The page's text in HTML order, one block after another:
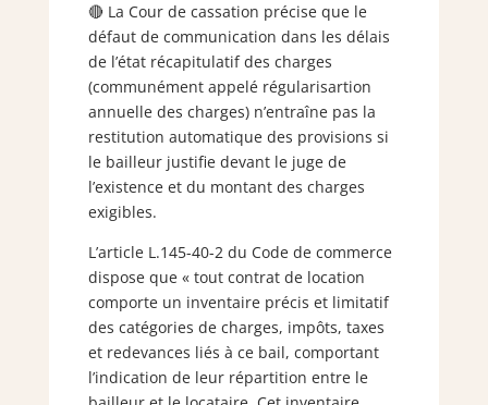
🔴 La Cour de cassation précise que le
défaut de communication dans les délais
de l’état récapitulatif des charges
(communément appelé régularisartion
annuelle des charges) n’entraîne pas la
restitution automatique des provisions si
le bailleur justifie devant le juge de
l’existence et du montant des charges
exigibles.
L’article L.145-40-2 du Code de commerce
dispose que « tout contrat de location
comporte un inventaire précis et limitatif
des catégories de charges, impôts, taxes
et redevances liés à ce bail, comportant
l’indication de leur répartition entre le